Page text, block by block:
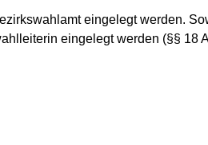
eingelegt werden.
eingelegt werden (§§ 18